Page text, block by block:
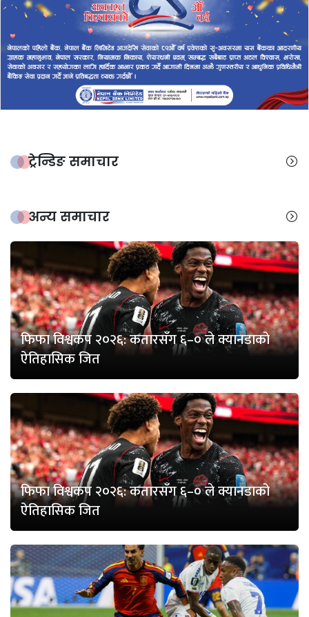
ट्रेन्डिङ समाचार
अन्य समाचार
फिफा विश्वकप २०२६: कतारसँग ६–० ले क्यानडाको
ऐतिहासिक जित
फिफा विश्वकप २०२६: कतारसँग ६–० ले क्यानडाको
ऐतिहासिक जित